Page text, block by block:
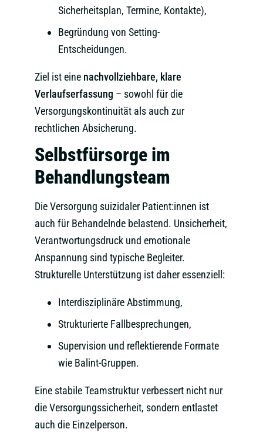
Sicherheitsplan, Termine, Kontakte),
Begründung von Setting-
Entscheidungen.
Ziel ist eine nachvollziehbare, klare
Verlaufserfassung – sowohl für die
Versorgungskontinuität als auch zur
rechtlichen Absicherung.
Selbstfürsorge im
Behandlungsteam
Die Versorgung suizidaler Patient:innen ist
auch für Behandelnde belastend. Unsicherheit,
Verantwortungsdruck und emotionale
Anspannung sind typische Begleiter.
Strukturelle Unterstützung ist daher essenziell:
Interdisziplinäre Abstimmung,
Strukturierte Fallbesprechungen,
Supervision und reflektierende Formate
wie Balint-Gruppen.
Eine stabile Teamstruktur verbessert nicht nur
die Versorgungssicherheit, sondern entlastet
auch die Einzelperson.